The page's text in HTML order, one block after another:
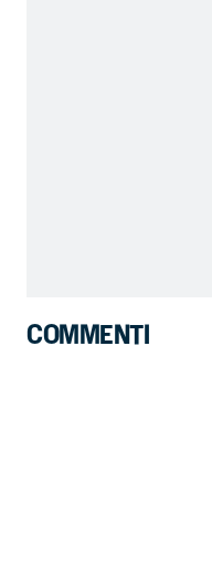
COMMENTI